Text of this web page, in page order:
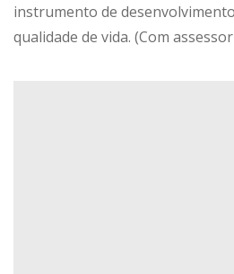
instrumento de
qualidade de vida. (Com